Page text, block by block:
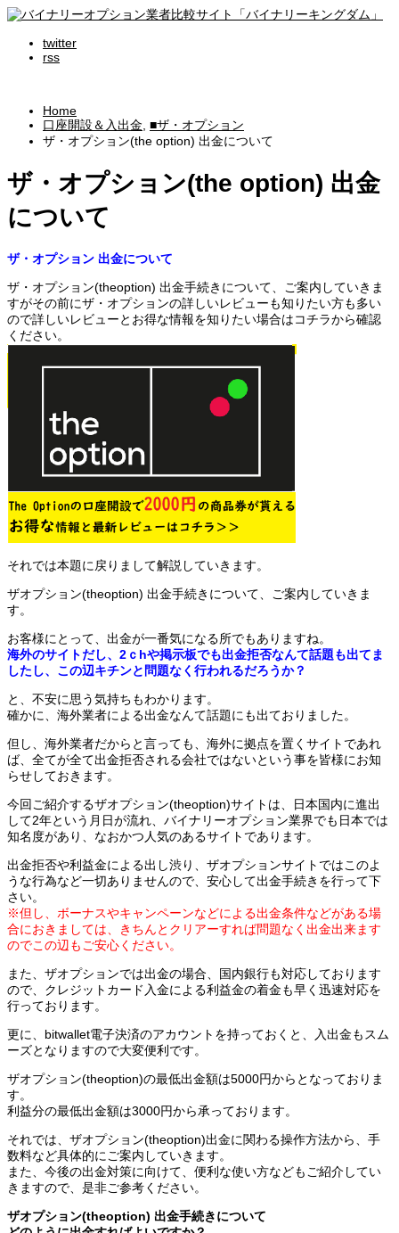
twitter
rss
Home
口座開設＆入出金 ■ザ・オプション
ザ・オプション(the option) 出金について
ザ・オプション(the option) 出金
について
ザ・オプション 出金について
ザ・オプション(theoption) 出金手続きについて、ご案内していきま
すがその前にザ・オプションの詳しいレビューも知りたい方も多い
ので詳しいレビューとお得な情報を知りたい場合はコチラから確認
ください。
それでは本題に戻りまして解説していきます。
ザオプション(theoption) 出金手続きについて、ご案内していきま
す。
お客様にとって、出金が一番気になる所でもありますね。
海外のサイトだし、2ｃhや掲示板でも出金拒否なんて話題も出てま
したし、この辺キチンと問題なく行われるだろうか？
と、不安に思う気持ちもわかります。
確かに、海外業者による出金なんて話題にも出ておりました。
但し、海外業者だからと言っても、海外に拠点を置くサイトであれ
ば、全てが全て出金拒否される会社ではないという事を皆様にお知
らせしておきます。
今回ご紹介するザオプション(theoption)サイトは、日本国内に進出
して2年という月日が流れ、バイナリーオプション業界でも日本では
知名度があり、なおかつ人気のあるサイトであります。
出金拒否や利益金による出し渋り、ザオプションサイトではこのよ
うな行為など一切ありませんので、安心して出金手続きを行って下
さい。
※但し、ボーナスやキャンペーンなどによる出金条件などがある場
合におきましては、きちんとクリアーすれば問題なく出金出来ます
のでこの辺もご安心ください。
また、ザオプションでは出金の場合、国内銀行も対応しております
ので、クレジットカード入金による利益金の着金も早く迅速対応を
行っております。
更に、bitwallet電子決済のアカウントを持っておくと、入出金もスム
ーズとなりますので大変便利です。
ザオプション(theoption)の最低出金額は5000円からとなっておりま
す。
利益分の最低出金額は3000円から承っております。
それでは、ザオプション(theoption)出金に関わる操作方法から、手
数料など具体的にご案内していきます。
また、今後の出金対策に向けて、便利な使い方などもご紹介してい
きますので、是非ご参考ください。
ザオプション(theoption) 出金手続きについて